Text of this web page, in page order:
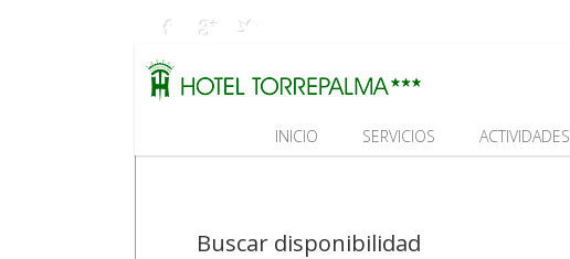
INICIO SERVICIOS ACTIVIDADES
Buscar disponibilidad